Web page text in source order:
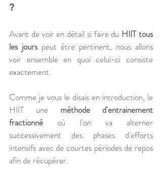
?
Avant de voir en détail si faire du HIIT tous
les jours peut être pertinent, nous allons
voir ensemble en quoi celui-ci consiste
exactement.
Comme je vous le disais en introduction, le
HIIT une méthode d'entrainement
fractionné où l'on va alterner
successivement des phases d'efforts
intensifs avec de courtes périodes de repos
afin de récupérer.